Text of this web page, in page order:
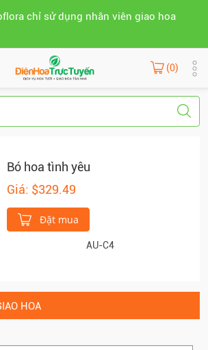
chỉ sử dụng nhân viên giao hoa
(0)
Bó hoa tình yêu
Giá: $329.49
Đặt mua
AU-C4
HOA